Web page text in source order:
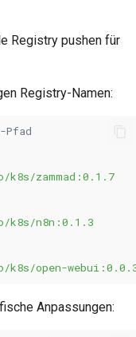
Registry pushen für
Registry-Namen:
k8s/zammad:0.1.7
k8s/n8n:0.1.3
k8s/open-
Anpassungen: